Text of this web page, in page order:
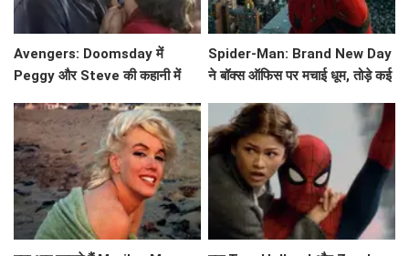
Avengers: Doomsday में
Peggy और Steve की कहानी में
Spider-Man: Brand New Day
ने बॉक्स ऑफिस पर मचाई धूम, तोड़े कई